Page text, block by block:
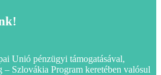
Unió pénzügyi támogatásával,
– Szlovákia Program keretében valósul